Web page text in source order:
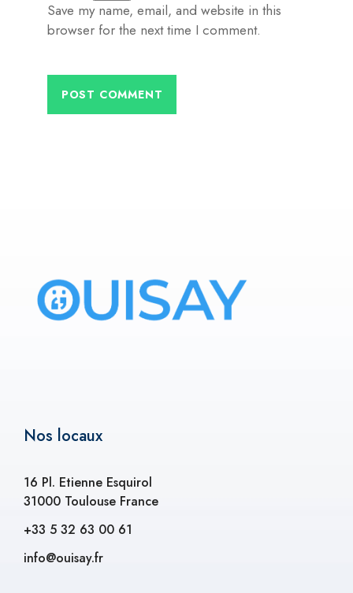
Save my name, email, and website in this
browser for the next time I comment.
Nos locaux
16 Pl. Etienne Esquirol
31000 Toulouse France
+33 5 32 63 00 61
info@ouisay.fr